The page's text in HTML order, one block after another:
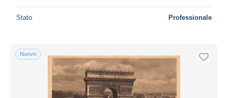
Stato Professionale
Nuovo